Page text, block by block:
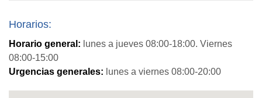
Horarios:
Horario general: lunes a jueves 08:00-18:00. Viernes
08:00-15:00
Urgencias generales: lunes a viernes 08:00-20:00